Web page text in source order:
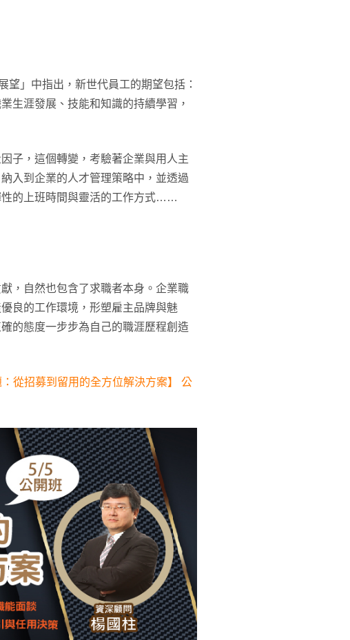
望」中指出，新世代員工的期望包括：
生涯發展、技能和知識的持續學習，
子，這個轉變，考驗著企業與用人主
入到企業的人才管理策略中，並透過
性的上班時間與靈活的工作方式……
，自然也包含了求職者本身。企業職
良的工作環境，形塑雇主品牌與魅
的態度一步步為自己的職涯歷程創造
：從招募到留用的全方位解決方案】 公